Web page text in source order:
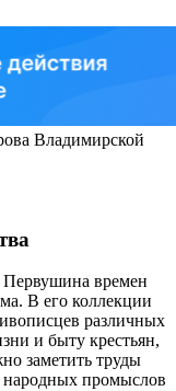
времен
В его коллекции
различных
и быту крестьян,
заметить труды
народных промыслов